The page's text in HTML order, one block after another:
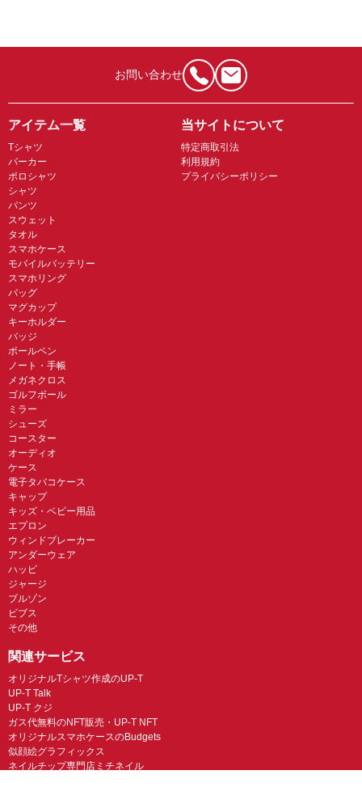
お問い合わせ
アイテム一覧
Tシャツ
パーカー
ポロシャツ
シャツ
パンツ
スウェット
タオル
スマホケース
モバイルバッテリー
スマホリング
バッグ
マグカップ
キーホルダー
バッジ
ボールペン
ノート・手帳
メガネクロス
ゴルフボール
ミラー
シューズ
コースター
オーディオ
ケース
電子タバコケース
キャップ
キッズ・ベビー用品
エプロン
ウィンドブレーカー
アンダーウェア
ハッピ
ジャージ
ブルゾン
ビブス
その他
当サイトについて
特定商取引法
利用規約
プライバシーポリシー
関連サービス
オリジナルTシャツ作成のUP-T
UP-T Talk
UP-T クジ
ガス代無料のNFT販売・UP-T NFT
オリジナルスマホケースのBudgets
似顔絵グラフィックス
ネイルチップ専門店ミチネイル